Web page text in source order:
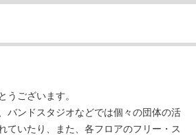
うございます。
バンドスタジオなどでは個々の団体の活
ていたり、また、各フロアのフリー・ス